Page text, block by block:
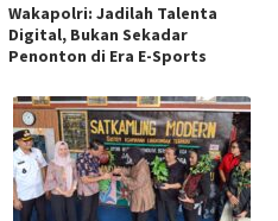
Wakapolri: Jadilah Talenta
Digital, Bukan Sekadar
Penonton di Era E-Sports